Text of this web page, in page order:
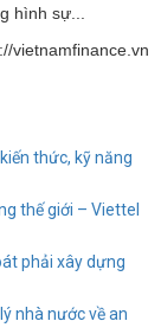
hình sự...
vietnamfinance.vn
thức, kỹ năng
thế giới – Viettel
phải xây dựng
nhà nước về an